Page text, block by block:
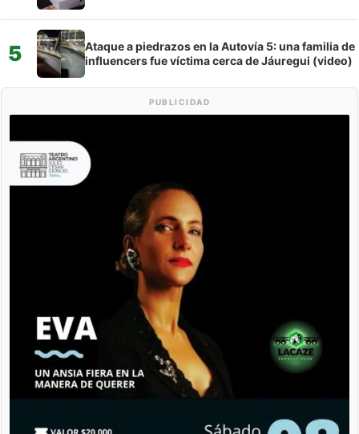
5
Ataque a piedrazos en la Autovía 5: una familia de
influencers fue víctima cerca de Jáuregui (video)
PUBLICIDAD